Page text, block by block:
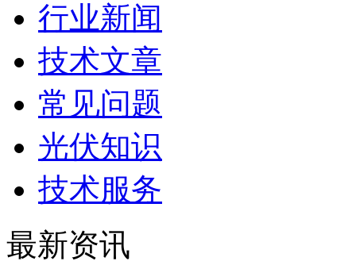
行业新闻
技术文章
常见问题
光伏知识
技术服务
最新资讯